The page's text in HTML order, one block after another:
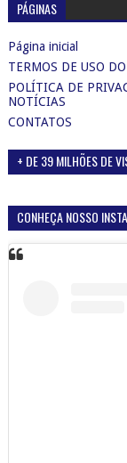
PÁGINAS
Página inicial
TERMOS DE USO
POLÍTICA DE
NOTÍCIAS
CONTATOS
+ DE 39 MILHÕES DE
CONHEÇA NOSSO